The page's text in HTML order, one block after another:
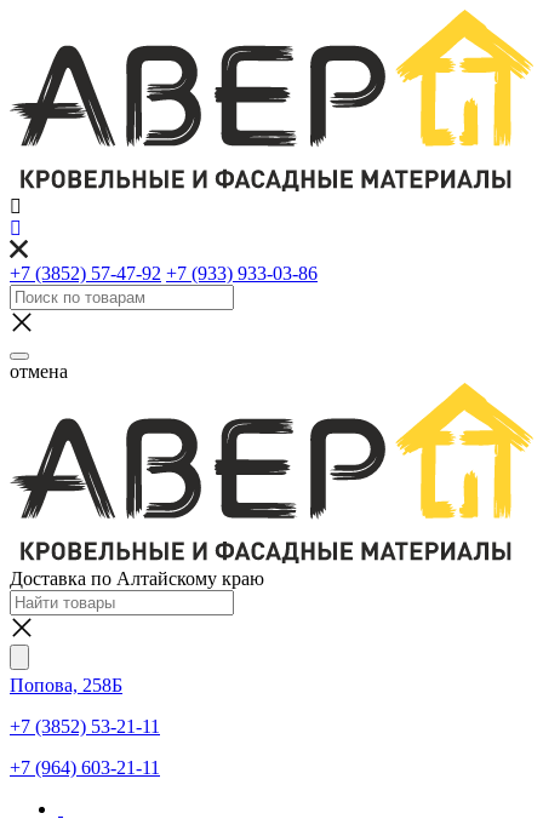
+7 (3852) 57-47-92 +7 (933) 933-03-86
отмена
Доставка по Алтайскому краю
Попова, 258Б
+7 (3852) 53-21-11
+7 (964) 603-21-11